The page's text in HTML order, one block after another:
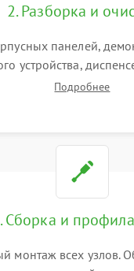
2. Разборка и
панелей,
устройства,
Глубокая очистка
Подробнее
Сборка и
монтаж всех узлов.